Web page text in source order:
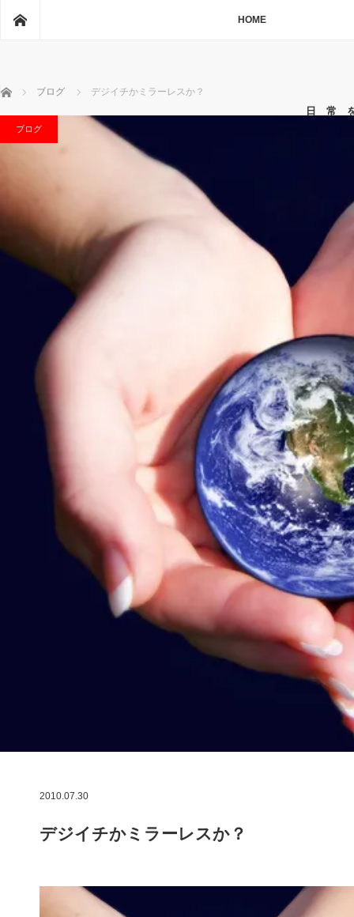
HOME
日 常
ホーム ブログ デジイチかミラーレスか？
ブログ
2010.07.30
デジイチかミラーレスか？